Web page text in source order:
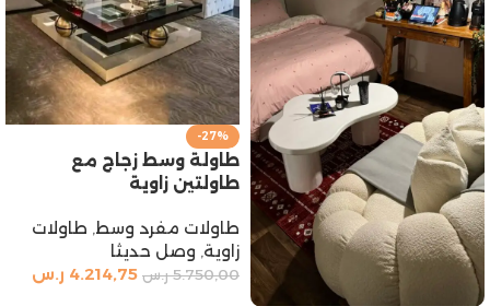
-27%
طاولة وسط زجاج مع
طاولتين زاوية
طاولات مفرد وسط, طاولات
زاوية, وصل حديثا
5.750,00 ر.س 4.214,75 ر.س